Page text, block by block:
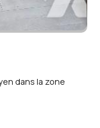
dans la zone